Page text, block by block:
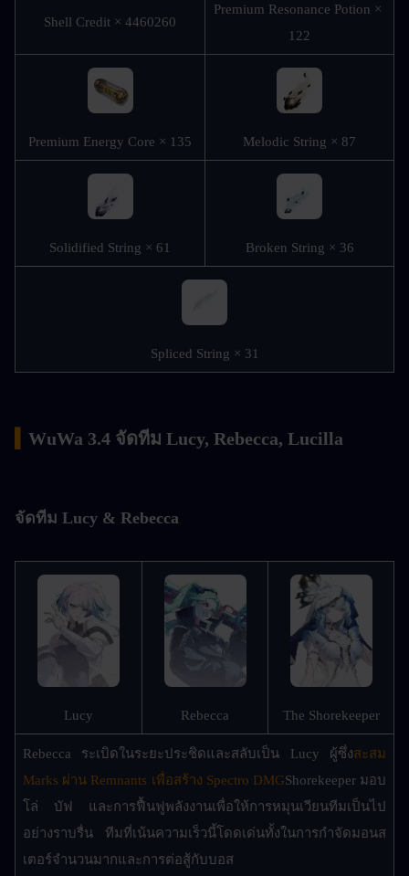
Shell Credit × 4460260
Premium Resonance Potion ×
122
Premium Energy Core × 135 Melodic String × 87
Solidified String × 61 Broken String × 36
Spliced String × 31
WuWa 3.4 จัดทีม Lucy, Rebecca, Lucilla
จัดทีม Lucy & Rebecca
Lucy Rebecca The Shorekeeper
Rebecca ระเบิดในระยะประชิดและสลับเป็น Lucy ผู้ซึ่งสะสม
Marks ผ่าน Remnants เพื่อสร้าง Spectro DMGShorekeeper มอบ
โล่ บัฟ และการฟื้นฟูพลังงานเพื่อให้การหมุนเวียนทีมเป็นไป
อย่างราบรื่น ทีมที่เน้นความเร็วนี้โดดเด่นทั้งในการกำจัดมอนส
เตอร์จำนวนมากและการต่อสู้กับบอส